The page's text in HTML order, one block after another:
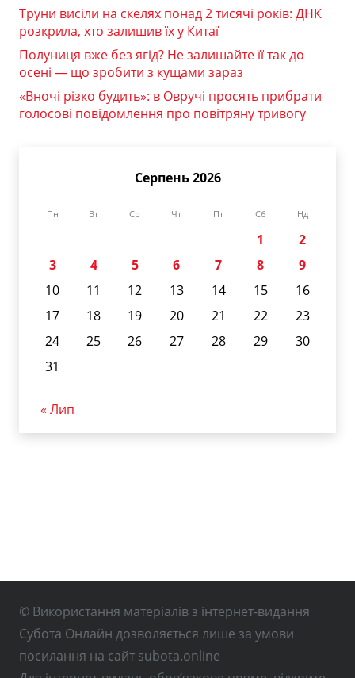
Труни висіли на скелях понад 2 тисячі років: ДНК
розкрила, хто залишив їх у Китаї
Полуниця вже без ягід? Не залишайте її так до
осені — що зробити з кущами зараз
«Вночі різко будить»: в Овручі просять прибрати
голосові повідомлення про повітряну тривогу
Серпень 2026
Пн Вт Ср Чт Пт Сб Нд
1
2
3
4 5 6 7 8
9
10
11 12 13 14 15
16
17
18 19 20 21 22
23
24
25 26 27 28 29
30
31
« Лип
© Використання матеріалів з інтернет-видання
Субота Онлайн дозволяється лише за умови
посилання на сайт subota.online